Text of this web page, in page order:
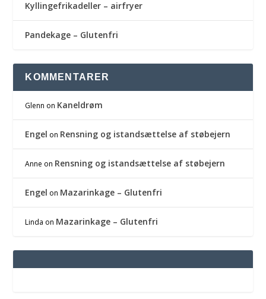
Kyllingefrikadeller – airfryer
Pandekage – Glutenfri
KOMMENTARER
Glenn on Kaneldrøm
Engel on Rensning og istandsættelse af støbejern
Anne on Rensning og istandsættelse af støbejern
Engel on Mazarinkage – Glutenfri
Linda on Mazarinkage – Glutenfri